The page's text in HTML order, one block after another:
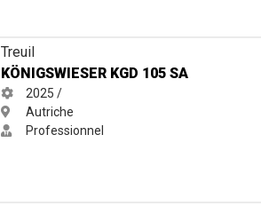
Treuil
KÖNIGSWIESER KGD 105 SA
2025 /
Autriche
Professionnel